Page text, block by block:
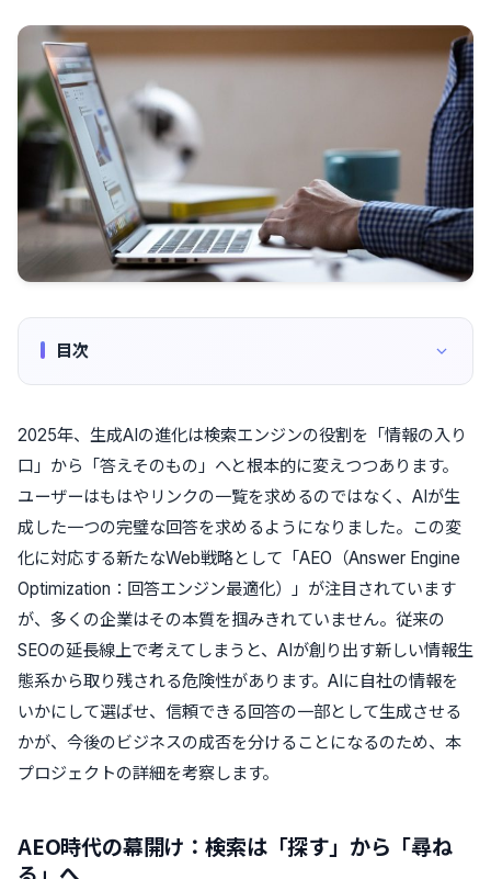
目次
2025年、生成AIの進化は検索エンジンの役割を「情報の入り
口」から「答えそのもの」へと根本的に変えつつあります。
ユーザーはもはやリンクの一覧を求めるのではなく、AIが生
成した一つの完璧な回答を求めるようになりました。この変
化に対応する新たなWeb戦略として「AEO（Answer Engine
Optimization：回答エンジン最適化）」が注目されています
が、多くの企業はその本質を掴みきれていません。従来の
SEOの延長線上で考えてしまうと、AIが創り出す新しい情報生
態系から取り残される危険性があります。AIに自社の情報を
いかにして選ばせ、信頼できる回答の一部として生成させる
かが、今後のビジネスの成否を分けることになるのため、本
プロジェクトの詳細を考察します。
AEO時代の幕開け：検索は「探す」から「尋ね